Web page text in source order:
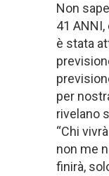
Non
41
è stata
per
rivelano
“Chi
non me
finirà,